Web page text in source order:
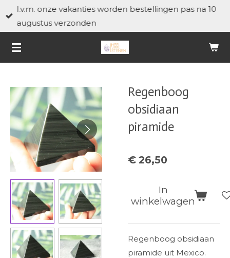
Ga
direct
de
I.v.m. onze vakanties worden bestellingen pas na 10
augustus verzonden
Regenboog
obsidiaan
piramide
€ 26,50
In
winkelwagen
Regenboog obsidiaan
piramide uit Mexico.